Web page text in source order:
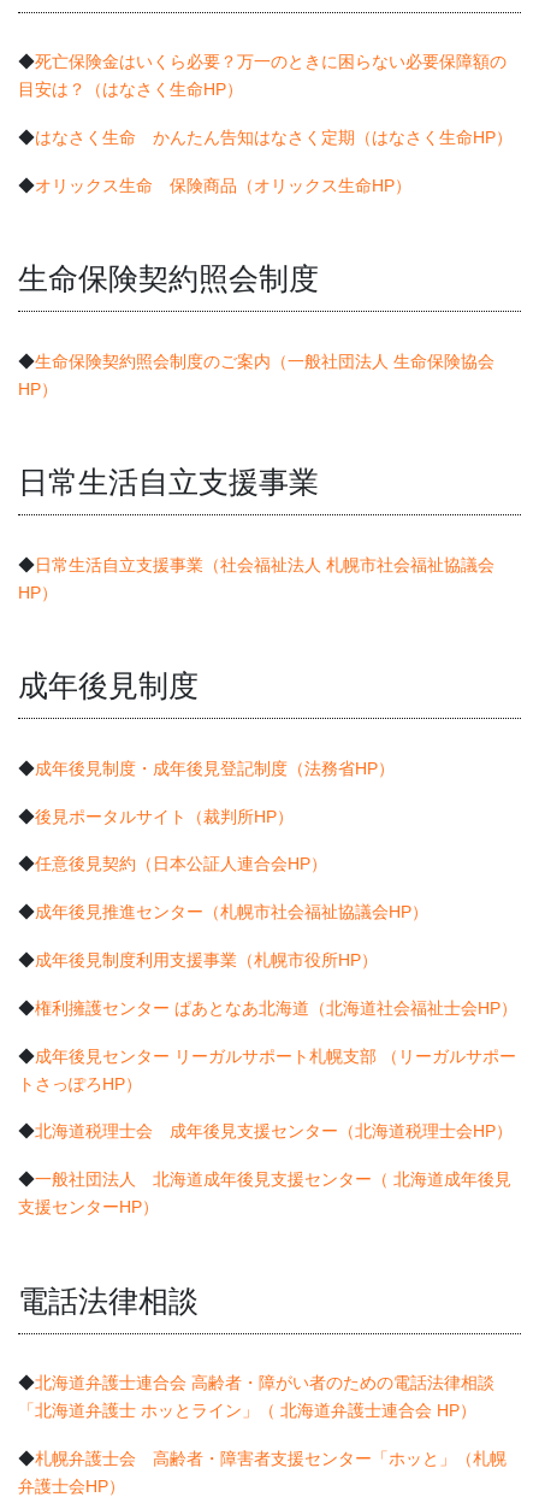
◆死亡保険金はいくら必要？万一のときに困らない必要保障額の
目安は？（はなさく生命HP）
◆はなさく生命 かんたん告知はなさく定期（はなさく生命HP）
◆オリックス生命 保険商品（オリックス生命HP）
生命保険契約照会制度
◆生命保険契約照会制度のご案内（一般社団法人 生命保険協会
HP）
日常生活自立支援事業
◆日常生活自立支援事業（社会福祉法人 札幌市社会福祉協議会
HP）
成年後見制度
◆成年後見制度・成年後見登記制度（法務省HP）
◆後見ポータルサイト（裁判所HP）
◆任意後見契約（日本公証人連合会HP）
◆成年後見推進センター（札幌市社会福祉協議会HP）
◆成年後見制度利用支援事業（札幌市役所HP）
◆権利擁護センター ぱあとなあ北海道（北海道社会福祉士会HP）
◆成年後見センター リーガルサポート札幌支部 （リーガルサポー
トさっぽろHP）
◆北海道税理士会 成年後見支援センター（北海道税理士会HP）
◆一般社団法人 北海道成年後見支援センター（ 北海道成年後見
支援センターHP）
電話法律相談
◆北海道弁護士連合会 高齢者・障がい者のための電話法律相談
「北海道弁護士 ホッとライン」（ 北海道弁護士連合会 HP）
◆札幌弁護士会 高齢者・障害者支援センター「ホッと」（札幌
弁護士会HP）